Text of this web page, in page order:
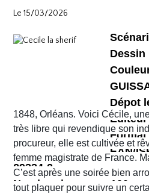
vont rapidement se découvrir
Sophie. Un album, on peut le
habitants !
Le 15/03/2026
Dessin
Dépot
EAN/
29334-2
Nombre de pages :120
1848, Orléans. Voici Cécile,
très libre qui revendique son
procureur, elle est cultivée et
femme magistrate de France.
très machiste, elle est
judiciaire exclusivement
C’est après une soirée bien
tout plaquer pour suivre un